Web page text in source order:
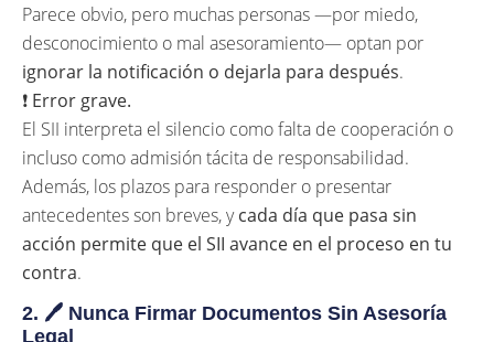
Parece obvio, pero muchas personas —por miedo,
desconocimiento o mal asesoramiento— optan por
ignorar la notificación o dejarla para después.
❗ Error grave.
El SII interpreta el silencio como falta de cooperación o
incluso como admisión tácita de responsabilidad.
Además, los plazos para responder o presentar
antecedentes son breves, ycada día que pasa sin
acción permite que el SII avance en el proceso en tu
contra.
2. 🖊️ Nunca Firmar Documentos Sin Asesoría
Legal